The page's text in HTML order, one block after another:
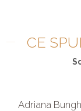
CE
Adriana